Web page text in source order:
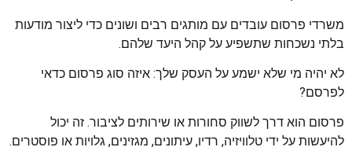
משרדי פרסום עובדים עם מותגים רבים ושונים כדי ליצור מודעות
בלתי נשכחות שתשפיע על קהל היעד שלהם.
לא יהיה מי שלא ישמע על העסק שלך: איזה סוג פרסום כדאי
לפרסם?
פרסום הוא דרך לשווק סחורות או שירותים לציבור. זה יכול
להיעשות על ידי טלוויזיה, רדיו, עיתונים, מגזינים, גלויות או פוסטרים.